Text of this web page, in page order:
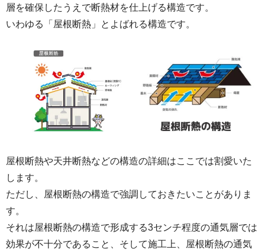
層を確保したうえで断熱材を仕上げる構造です。
いわゆる「屋根断熱」とよばれる構造です。
屋根断熱や天井断熱などの構造の詳細はここでは割愛いた
します。
ただし、屋根断熱の構造で強調しておきたいことがありま
す。
それは屋根断熱の構造で形成する3センチ程度の通気層では
効果が不十分であること、そして施工上、屋根断熱の通気